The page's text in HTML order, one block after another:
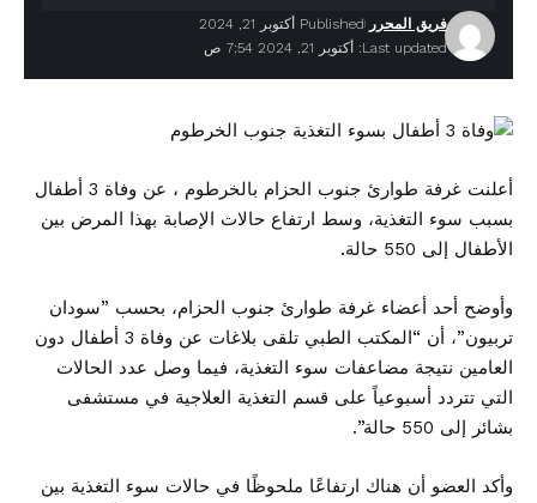
Last updated: أكتوبر 21, 2024 7:54 ص
فريق المحرر Published أكتوبر 21, 2024
أعلنت غرفة طوارئ جنوب الحزام بالخرطوم ، عن وفاة 3 أطفال
بسبب سوء التغذية، وسط ارتفاع حالات الإصابة بهذا المرض بين
الأطفال إلى 550 حالة.
وأوضح أحد أعضاء غرفة طوارئ جنوب الحزام، بحسب ”سودان
تربيون”، أن “المكتب الطبي تلقى بلاغات عن وفاة 3 أطفال دون
العامين نتيجة مضاعفات سوء التغذية، فيما وصل عدد الحالات
التي تتردد أسبوعياً على قسم التغذية العلاجية في مستشفى
بشائر إلى 550 حالة”.
وأكد العضو أن هناك ارتفاعًا ملحوظًا في حالات سوء التغذية بين